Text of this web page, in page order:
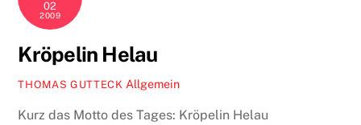
02
2009
Kröpelin Helau
THOMAS GUTTECK Allgemein
Kurz das Motto des Tages: Kröpelin Helau